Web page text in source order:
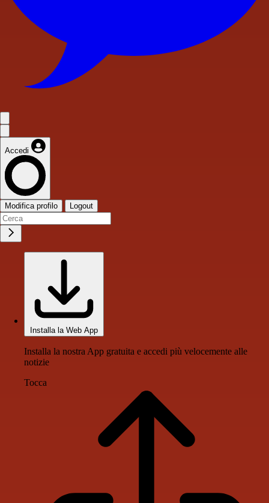
Accedi
Modifica profilo Logout
Installa la Web App
Installa la nostra App gratuita e accedi più velocemente alle
notizie
Tocca